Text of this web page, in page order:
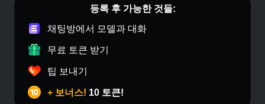
등록 후 가능한 것들:
채팅방에서 모델과 대화
무료 토큰 받기
팁 보내기
+ 보너스! 10 토큰!